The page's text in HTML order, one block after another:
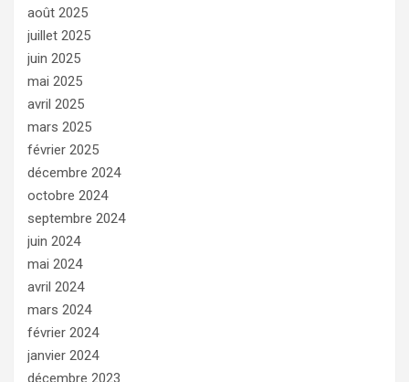
août 2025
juillet 2025
juin 2025
mai 2025
avril 2025
mars 2025
février 2025
décembre 2024
octobre 2024
septembre 2024
juin 2024
mai 2024
avril 2024
mars 2024
février 2024
janvier 2024